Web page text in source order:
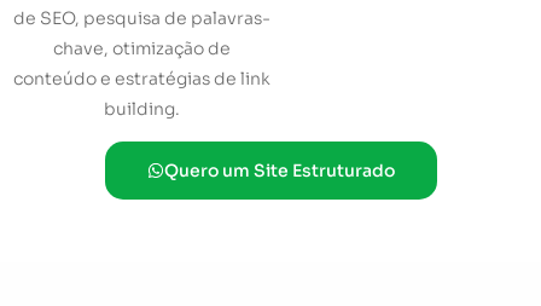
de SEO, pesquisa de palavras-
chave, otimização de
conteúdo e estratégias de link
building.
Quero um Site Estruturado